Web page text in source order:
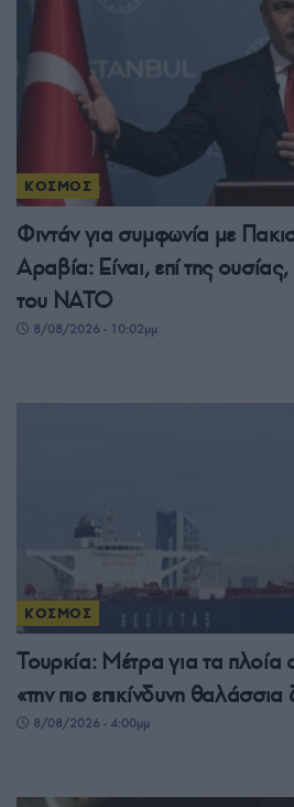
ΚΟΣΜΟΣ
Φιντάν για συμφωνία με
Αραβία: Είναι, επί της
του ΝΑΤΟ
8/08/2026 - 10:02μμ
ΚΟΣΜΟΣ
Τουρκία: Μέτρα για τα πλοία
«την πιο επικίνδυνη θαλάσσια
8/08/2026 - 4:00μμ